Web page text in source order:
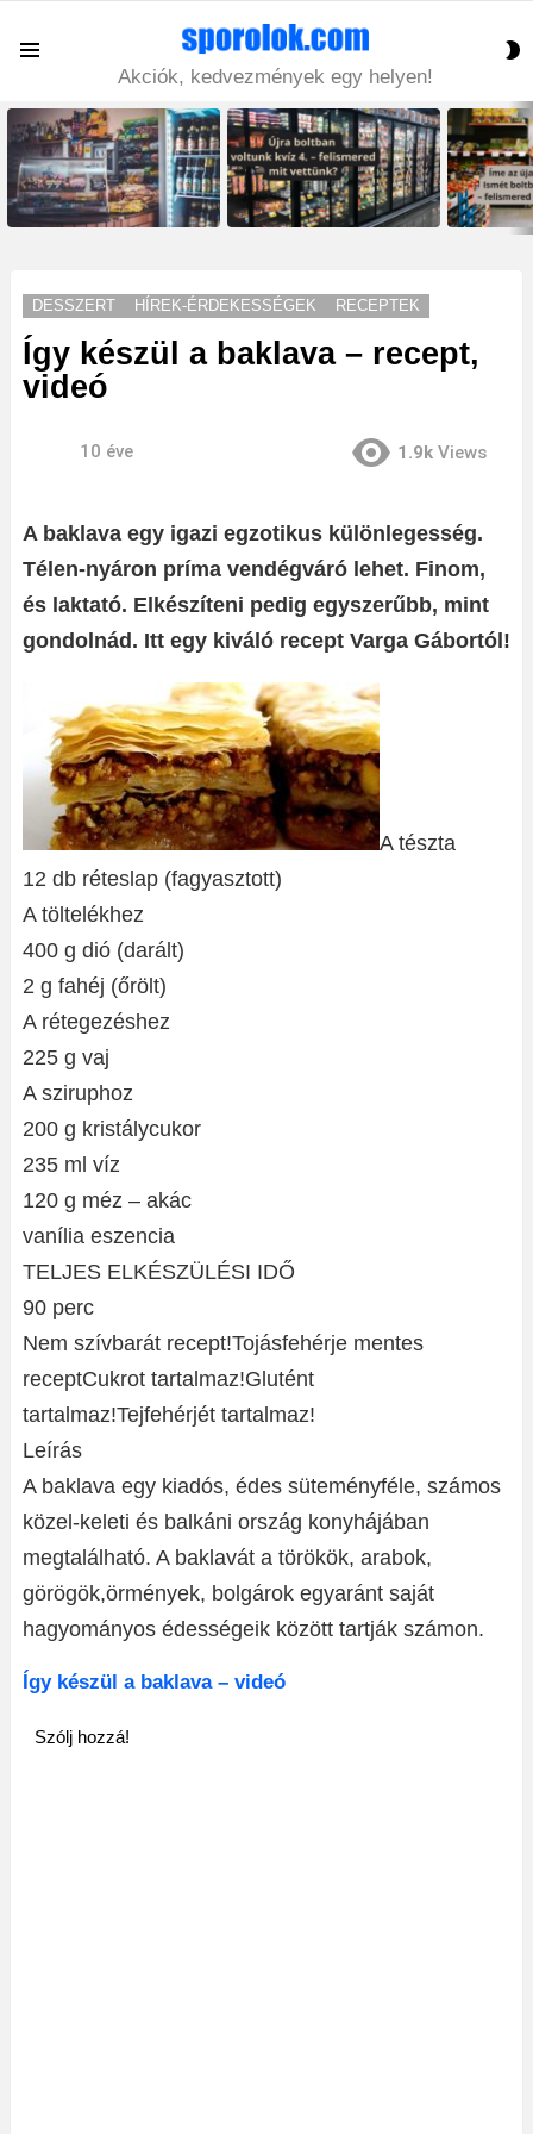
Akciók, kedvezmények egy helyen!
LATEST
STORIES
DESSZERT HÍREK-ÉRDEKESSÉGEK RECEPTEK
Így készül a baklava – recept,
videó
10 éve 1.9k Views
A baklava egy igazi egzotikus különlegesség.
Télen-nyáron príma vendégváró lehet. Finom,
és laktató. Elkészíteni pedig egyszerűbb, mint
gondolnád. Itt egy kiváló recept Varga Gábortól!
A tészta
12 db réteslap (fagyasztott)
A töltelékhez
400 g dió (darált)
2 g fahéj (őrölt)
A rétegezéshez
225 g vaj
A sziruphoz
200 g kristálycukor
235 ml víz
120 g méz – akác
vanília eszencia
TELJES ELKÉSZÜLÉSI IDŐ
90 perc
Nem szívbarát recept!Tojásfehérje mentes
receptCukrot tartalmaz!Glutént
tartalmaz!Tejfehérjét tartalmaz!
Leírás
A baklava egy kiadós, édes süteményféle, számos
közel-keleti és balkáni ország konyhájában
megtalálható. A baklavát a törökök, arabok,
görögök,örmények, bolgárok egyaránt saját
hagyományos édességeik között tartják számon.
Így készül a baklava – videó
Szólj hozzá!